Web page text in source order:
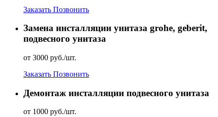
Заказать Позвонить
Замена инсталляции унитаза grohе, geberit,
подвесного унитаза
от 3000 руб./шт.
Заказать Позвонить
Демонтаж инсталляции подвесного унитаза
от 1000 руб./шт.